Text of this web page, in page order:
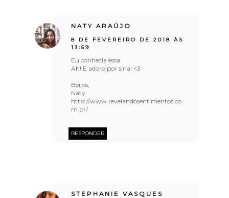
NATY ARAÚJO
8 DE FEVEREIRO DE 2018 ÀS
13:59
Eu conhecia essa.
Ah! E adoro por sinal <3
Beijos,
Naty
http://www.revelandosentimentos.co
m.br/
RESPONDER
STEPHANIE VASQUES